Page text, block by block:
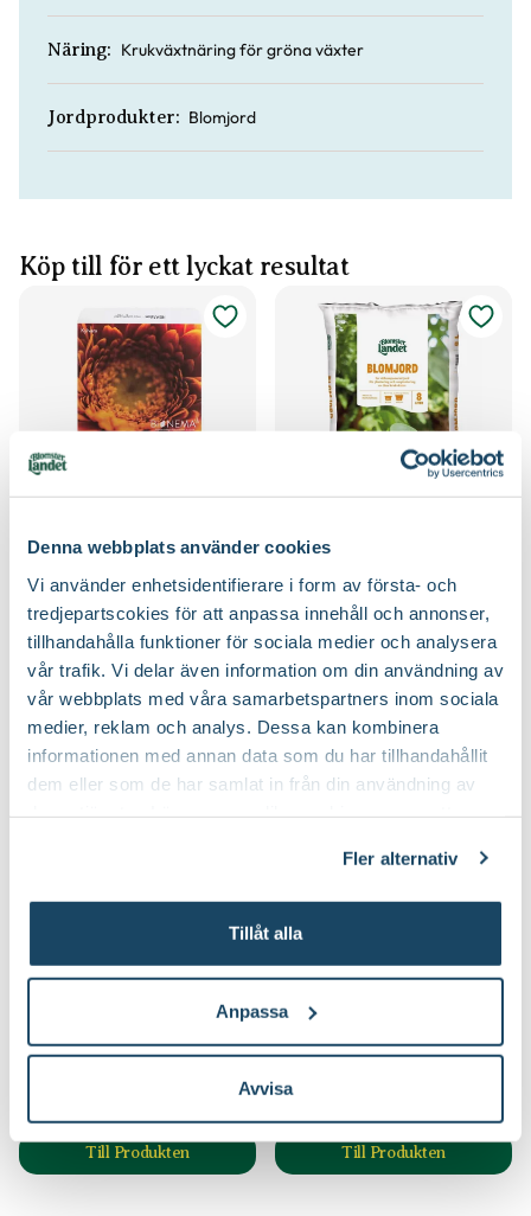
Denna webbplats använder cookies
Vi använder enhetsidentifierare i form av första- och
tredjepartscokies för att anpassa innehåll och annonser,
tillhandahålla funktioner för sociala medier och analysera
vår trafik. Vi delar även information om din användning av
vår webbplats med våra samarbetspartners inom sociala
medier, reklam och analys. Dessa kan kombinera
informationen med annan data som du har tillhandahållit
dem eller som de har samlat in från din användning av
Fler alternativ
Tillåt alla
Anpassa
Avvisa
Näring: Krukväxtnäring för gröna växter
Jordprodukter: Blomjord
Köp till för ett lyckat resultat
149:-
Online
I lager
Till Produkten
till Nematoder Nemablom produktsida
Blomsterlandet
Finns i flera varianter
Från 5990
Online
Till Produkten
till Blomjord
6990
Online
I lager
Till Produkten
till Yrkesodlarjord för krukväxter produktsida
2 för 99:-
växter
5990
Välj butik
Online
Slut i lager
Till Produkten
till